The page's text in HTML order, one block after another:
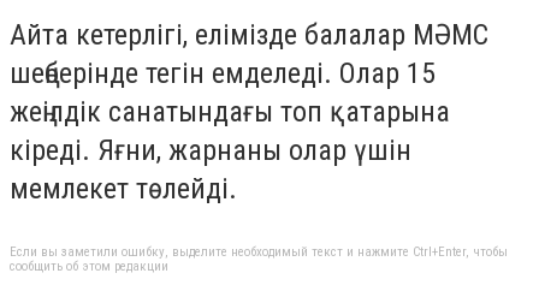
Айта кетерлігі, елімізде балалар МӘМС
шеңберінде тегін емделеді. Олар 15
жеңілдік санатындағы топ қатарына
кіреді. Яғни, жарнаны олар үшін
мемлекет төлейді.
Если вы заметили ошибку, выделите необходимый текст и нажмите Ctrl+Enter, чтобы
сообщить об этом редакции